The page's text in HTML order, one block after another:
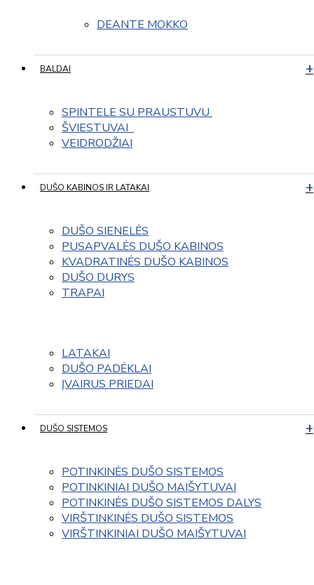
DEANTE MOKKO
BALDAI
SPINTELE SU PRAUSTUVU
ŠVIESTUVAI
VEIDRODŽIAI
DUŠO KABINOS IR LATAKAI
DUŠO SIENELĖS
PUSAPVALĖS DUŠO KABINOS
KVADRATINĖS DUŠO KABINOS
DUŠO DURYS
TRAPAI
LATAKAI
DUŠO PADĖKLAI
ĮVAIRUS PRIEDAI
DUŠO SISTEMOS
POTINKINĖS DUŠO SISTEMOS
POTINKINIAI DUŠO MAIŠYTUVAI
POTINKINĖS DUŠO SISTEMOS DALYS
VIRŠTINKINĖS DUŠO SISTEMOS
VIRŠTINKINIAI DUŠO MAIŠYTUVAI